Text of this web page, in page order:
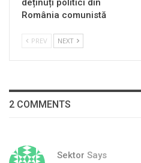
deținuți politici din
România comunistă
PREV NEXT
2 COMMENTS
Sektor Says